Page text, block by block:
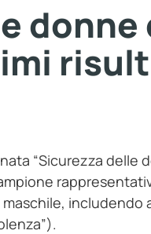
donne
“Sicurezza delle